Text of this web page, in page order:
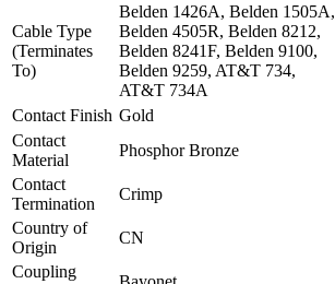
Cable Type
(Terminates
To)
Belden 1426A, Belden 1505A,
Belden 4505R, Belden 8212,
Belden 8241F, Belden 9100,
Belden 9259, AT&T 734,
AT&T 734A
Contact Finish Gold
Contact
Material
Phosphor Bronze
Contact
Termination
Crimp
Country of
Origin
CN
Coupling